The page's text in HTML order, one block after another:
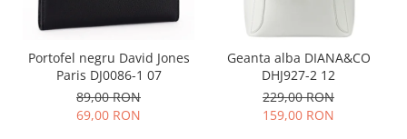
Portofel negru David Jones
Paris DJ0086-1 07
89,00 RON
69,00 RON
Geanta alba DIANA&CO
DHJ927-2 12
229,00 RON
159,00 RON